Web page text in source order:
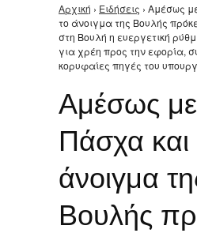
Είστε εδώ
Αρχική › Ειδήσεις › Αμέσως
το άνοιγμα της Βουλής
στη Βουλή η ευεργετική
για χρέη προς την εφορία,
κορυφαίες πηγές του
Αμέσως
Πάσχα και
άνοιγμα
Βουλής